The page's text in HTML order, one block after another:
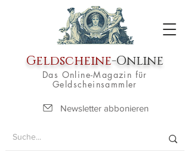
Geldscheine-Online
Das Online-Magazin für
Geldscheinsammler
Newsletter abbonieren